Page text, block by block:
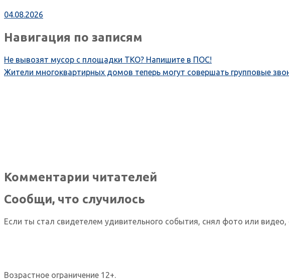
04.08.2026
Навигация по записям
Не вывозят мусор с площадки ТКО? Напишите в ПОС!
Жители многоквартирных домов теперь могут совершать групповые
Комментарии читателей
Сообщи, что случилось
Если ты стал свидетелем удивительного события, снял фото или
Возрастное ограничение 12+.